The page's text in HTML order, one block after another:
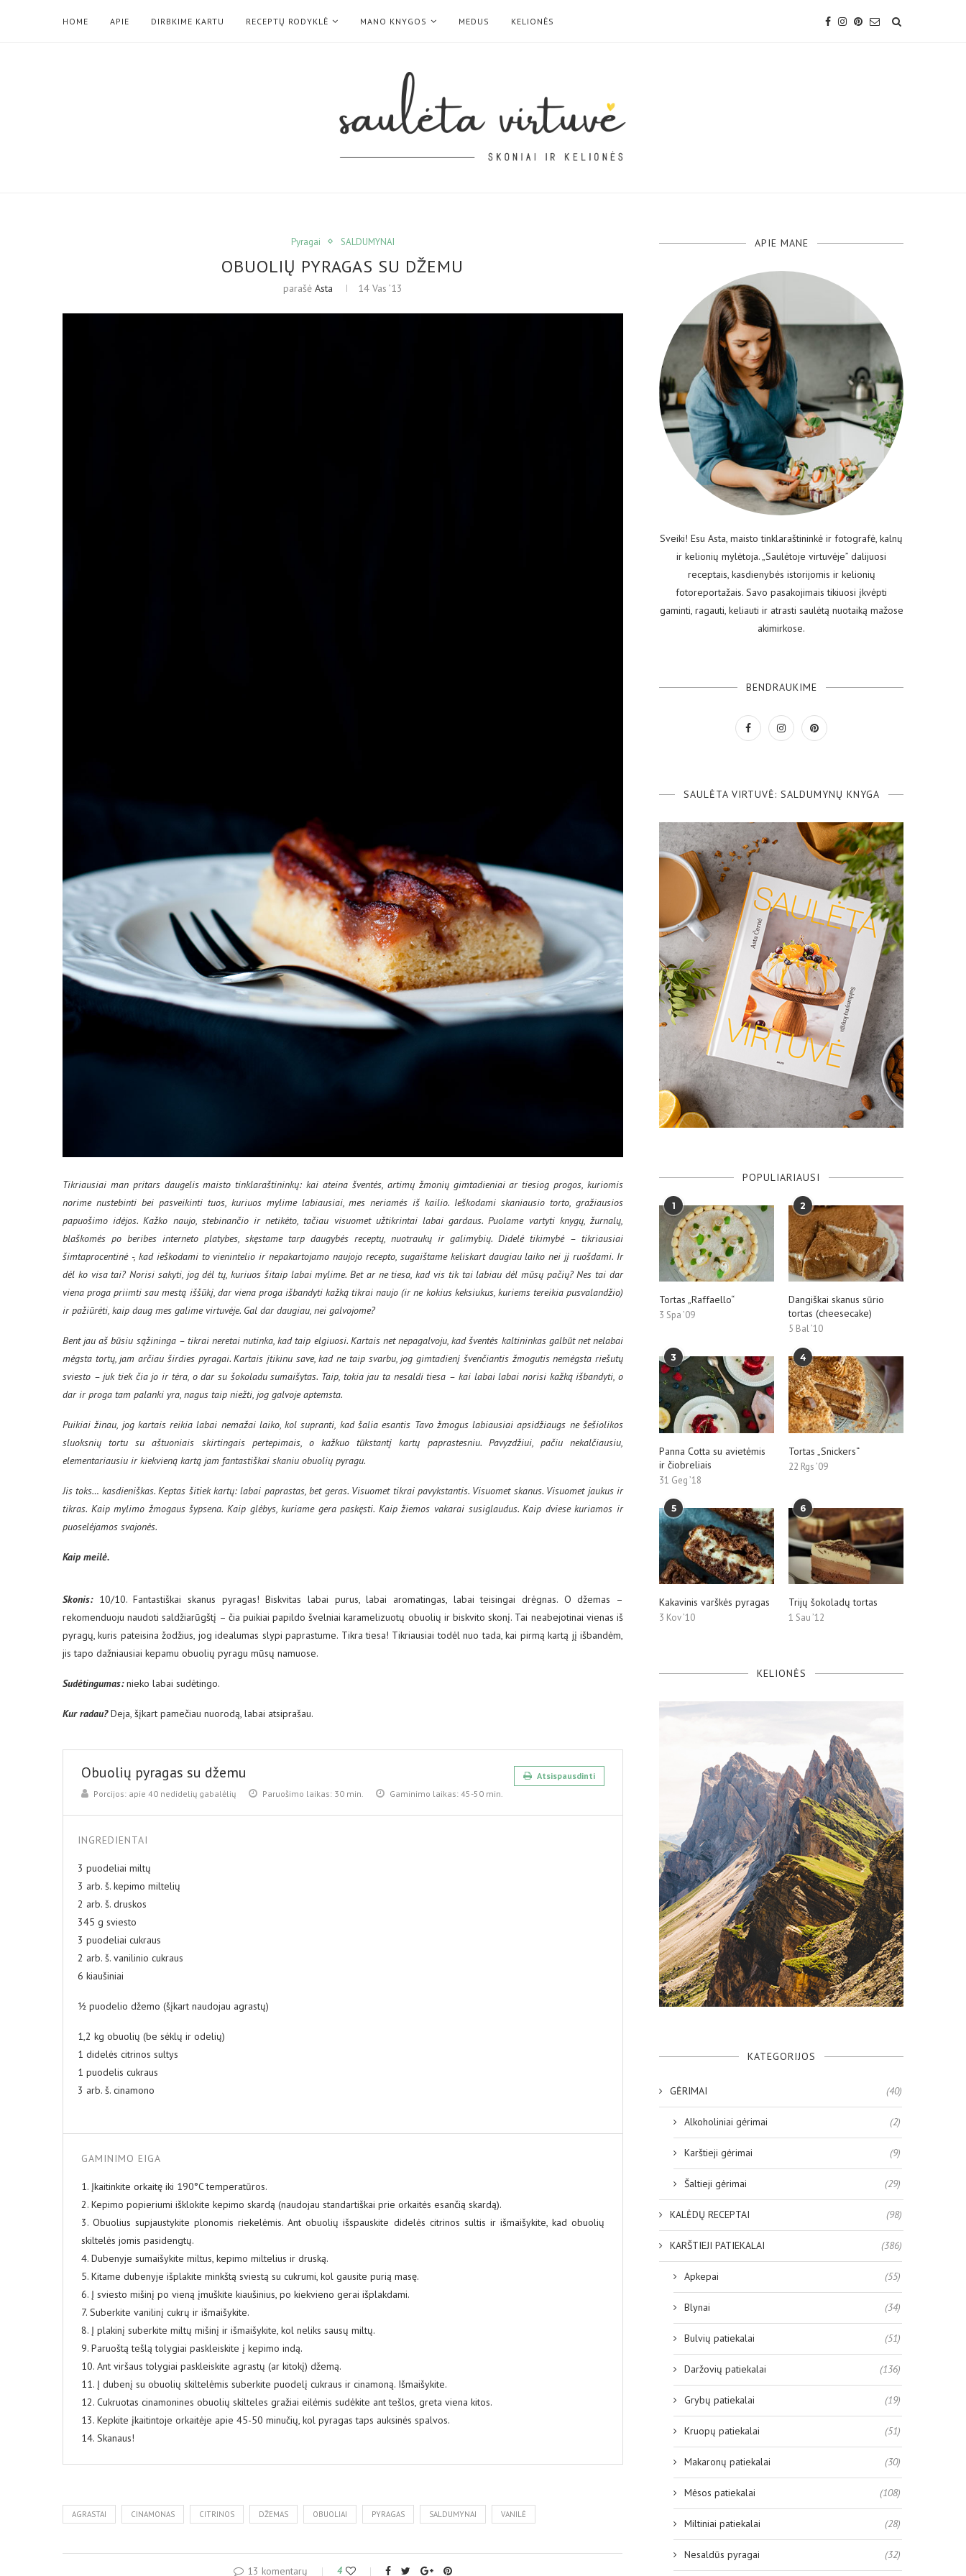
HOME APIE DIRBKIME KARTU RECEPTŲ RODYKLĖ MANO KNYGOS MEDUS KELIONĖS
Pyragai SALDUMYNAI
OBUOLIŲ PYRAGAS SU DŽEMU
parašė Asta 14 Vas ’13
Tikriausiai man pritars daugelis maisto tinklaraštininkų: kai ateina šventės, artimų žmonių gimtadieniai ar tiesiog progos, kuriomis
norime nustebinti bei pasveikinti tuos, kuriuos mylime labiausiai, mes neriamės iš kailio. Ieškodami skaniausio torto, gražiausios
papuošimo idėjos. Kažko naujo, stebinančio ir netikėto, tačiau visuomet užtikrintai labai gardaus. Puolame vartyti knygų, žurnalų,
blaškomės po beribes interneto platybes, skęstame tarp daugybės receptų, nuotraukų ir galimybių. Didelė tikimybė – tikriausiai
šimtaprocentinė -, kad ieškodami to vienintelio ir nepakartojamo naujojo recepto, sugaištame keliskart daugiau laiko nei jį ruošdami. Ir
dėl ko visa tai? Norisi sakyti, jog dėl tų, kuriuos šitaip labai mylime. Bet ar ne tiesa, kad vis tik tai labiau dėl mūsų pačių? Nes tai dar
viena proga priimti sau mestą iššūkį, dar viena proga išbandyti kažką tikrai naujo (ir ne kokius keksiukus, kuriems tereikia pusvalandžio)
ir pažiūrėti, kaip daug mes galime virtuvėje. Gal dar daugiau, nei galvojome?
Bent jau aš būsiu sąžininga – tikrai neretai nutinka, kad taip elgiuosi. Kartais net nepagalvoju, kad šventės kaltininkas galbūt net nelabai
mėgsta tortų, jam arčiau širdies pyragai. Kartais įtikinu save, kad ne taip svarbu, jog gimtadienį švenčiantis žmogutis nemėgsta riešutų
sviesto – juk tiek čia jo ir tėra, o dar su šokoladu sumaišytas. Taip, tokia jau ta nesaldi tiesa – kai labai labai norisi kažką išbandyti, o
dar ir proga tam palanki yra, nagus taip niežti, jog galvoje aptemsta.
Puikiai žinau, jog kartais reikia labai nemažai laiko, kol supranti, kad šalia esantis Tavo žmogus labiausiai apsidžiaugs ne šešiolikos
sluoksnių tortu su aštuoniais skirtingais pertepimais, o kažkuo tūkstantį kartų paprastesniu. Pavyzdžiui, pačiu nekalčiausiu,
elementariausiu ir kiekvieną kartą jam fantastiškai skaniu obuolių pyragu.
Jis toks… kasdieniškas. Keptas šitiek kartų: labai paprastas, bet geras. Visuomet tikrai pavykstantis. Visuomet skanus. Visuomet jaukus ir
tikras. Kaip mylimo žmogaus šypsena. Kaip glėbys, kuriame gera paskęsti. Kaip žiemos vakarai susiglaudus. Kaip dviese kuriamos ir
puoselėjamos svajonės.
Kaip meilė.
Skonis:10/10. Fantastiškai skanus pyragas! Biskvitas labai purus, labai aromatingas, labai teisingai drėgnas. O džemas –
rekomenduoju naudoti saldžiarūgštį – čia puikiai papildo švelniai karamelizuotų obuolių ir biskvito skonį. Tai neabejotinai vienas iš
pyragų, kuris pateisina žodžius, jog idealumas slypi paprastume. Tikra tiesa! Tikriausiai todėl nuo tada, kai pirmą kartą jį išbandėm,
jis tapo dažniausiai kepamu obuolių pyragu mūsų namuose.
Sudėtingumas:nieko labai sudėtingo.
Kur radau?Deja, šįkart pamečiau nuorodą, labai atsiprašau.
Obuolių pyragas su džemu
Atsispausdinti
Porcijos: apie 40 nedidelių gabalėlių Paruošimo laikas: 30 min. Gaminimo laikas: 45-50 min.
INGREDIENTAI
3 puodeliai miltų
3 arb. š. kepimo miltelių
2 arb. š. druskos
345 g sviesto
3 puodeliai cukraus
2 arb. š. vanilinio cukraus
6 kiaušiniai
½ puodelio džemo (šįkart naudojau agrastų)
1,2 kg obuolių (be sėklų ir odelių)
1 didelės citrinos sultys
1 puodelis cukraus
3 arb. š. cinamono
GAMINIMO EIGA
1. Įkaitinkite orkaitę iki 190°C temperatūros.
2. Kepimo popieriumi išklokite kepimo skardą (naudojau standartiškai prie orkaitės esančią skardą).
3. Obuolius supjaustykite plonomis riekelėmis. Ant obuolių išspauskite didelės citrinos sultis ir išmaišykite, kad obuolių
skiltelės jomis pasidengtų.
4. Dubenyje sumaišykite miltus, kepimo miltelius ir druską.
5. Kitame dubenyje išplakite minkštą sviestą su cukrumi, kol gausite purią masę.
6. Į sviesto mišinį po vieną įmuškite kiaušinius, po kiekvieno gerai išplakdami.
7. Suberkite vanilinį cukrų ir išmaišykite.
8. Į plakinį suberkite miltų mišinį ir išmaišykite, kol neliks sausų miltų.
9. Paruoštą tešlą tolygiai paskleiskite į kepimo indą.
10. Ant viršaus tolygiai paskleiskite agrastų (ar kitokį) džemą.
11. Į dubenį su obuolių skiltelėmis suberkite puodelį cukraus ir cinamoną. Išmaišykite.
12. Cukruotas cinamonines obuolių skilteles gražiai eilėmis sudėkite ant tešlos, greta viena kitos.
13. Kepkite įkaitintoje orkaitėje apie 45-50 minučių, kol pyragas taps auksinės spalvos.
14. Skanaus!
AGRASTAI CINAMONAS CITRINOS DŽEMAS OBUOLIAI PYRAGAS SALDUMYNAI VANILĖ
13 komentarų 4
APIE MANE
Sveiki! Esu Asta, maisto tinklaraštininkė ir fotografė, kalnų
ir kelionių mylėtoja. „Saulėtoje virtuvėje” dalijuosi
receptais, kasdienybės istorijomis ir kelionių
fotoreportažais. Savo pasakojimais tikiuosi įkvėpti
gaminti, ragauti, keliauti ir atrasti saulėtą nuotaiką mažose
akimirkose.
BENDRAUKIME
SAULĖTA VIRTUVĖ: SALDUMYNŲ KNYGA
POPULIARIAUSI
1
Tortas „Raffaello“
3 Spa ’09
2
Dangiškai skanus sūrio
tortas (cheesecake)
5 Bal ’10
3
Panna Cotta su avietėmis
ir čiobreliais
31 Geg ’18
4
Tortas „Snickers“
22 Rgs ’09
5
Kakavinis varškės pyragas
3 Kov ’10
6
Trijų šokoladų tortas
1 Sau ’12
KELIONĖS
KATEGORIJOS
GĖRIMAI (40)
Alkoholiniai gėrimai (2)
Karštieji gėrimai (9)
Šaltieji gėrimai (29)
KALĖDŲ RECEPTAI (98)
KARŠTIEJI PATIEKALAI (386)
Apkepai (55)
Blynai (34)
Bulvių patiekalai (51)
Daržovių patiekalai (136)
Grybų patiekalai (19)
Kruopų patiekalai (51)
Makaronų patiekalai (30)
Mėsos patiekalai (108)
Miltiniai patiekalai (28)
Nesaldūs pyragai (32)